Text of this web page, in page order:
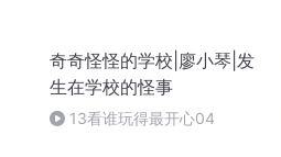
奇奇怪怪的学校|廖小琴|发
生在学校的怪事
13看谁玩得最开心04